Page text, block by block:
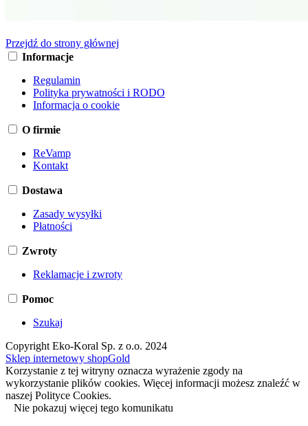
Przejdź do strony głównej
Informacje
Regulamin
Polityka prywatności i RODO
Informacja o cookie
O firmie
ReVamp
Kontakt
Dostawa
Zasady wysyłki
Płatności
Zwroty
Reklamacje i zwroty
Pomoc
Szukaj
Copyright Eko-Koral Sp. z o.o. 2024
Sklep internetowy shopGold
Korzystanie z tej witryny oznacza wyrażenie zgody na
wykorzystanie plików cookies. Więcej informacji możesz znaleźć w
naszej Polityce Cookies.
Nie pokazuj więcej tego komunikatu